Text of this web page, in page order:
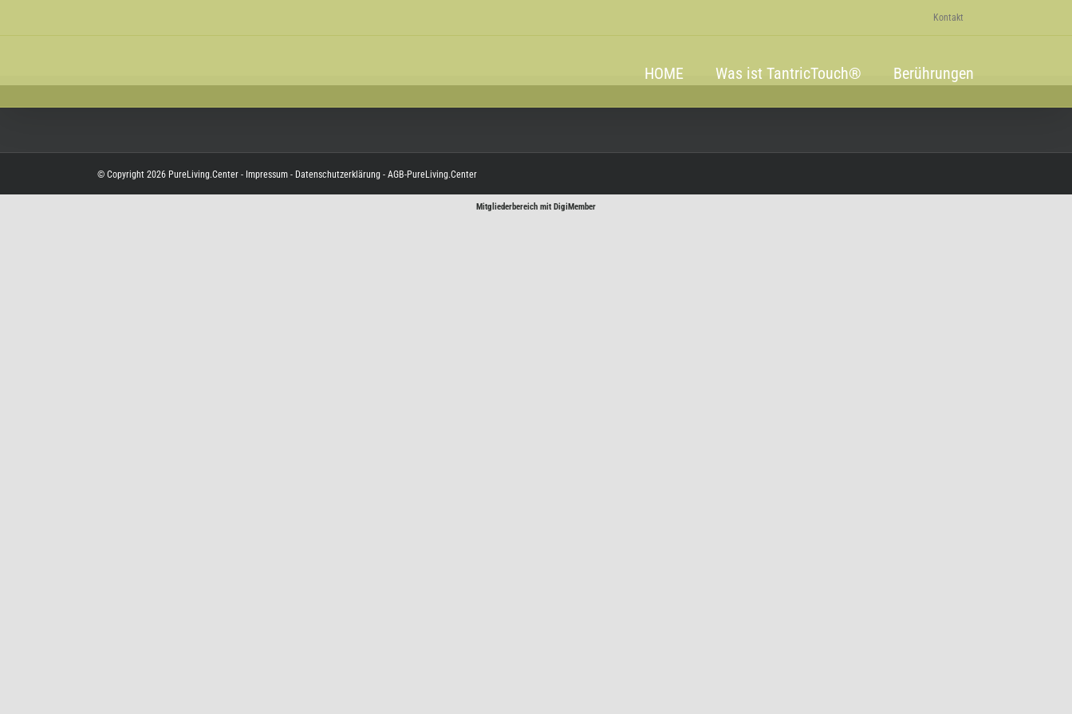
to
Kontakt
HOME Was ist TantricTouch® Berührungen
© Copyright 2026 PureLiving.Center - Impressum - Datenschutzerklärung - AGB-PureLiving.Center
Mitgliederbereich mit DigiMember